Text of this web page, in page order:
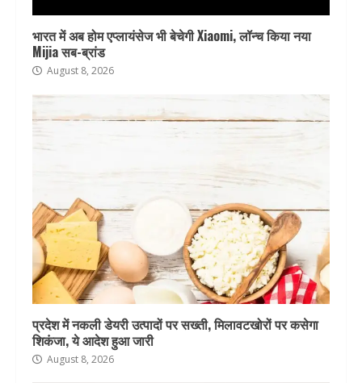
भारत में अब होम एप्लायंसेज भी बेचेगी Xiaomi, लॉन्च किया नया
Mijia सब-ब्रांड
August 8, 2026
प्रदेश में नकली डेयरी उत्पादों पर सख्ती, मिलावटखोरों पर कसेगा
शिकंजा, ये आदेश हुआ जारी
August 8, 2026